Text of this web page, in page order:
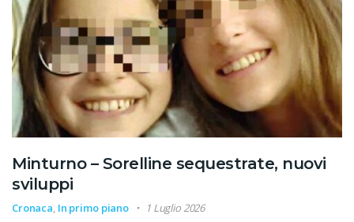
Minturno – Sorelline sequestrate, nuovi
sviluppi
Cronaca, In primo piano 1 Luglio 2026